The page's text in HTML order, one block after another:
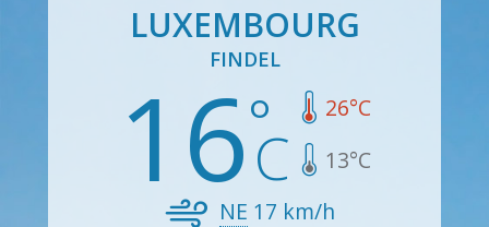
LUXEMBOURG
FINDEL
16 26°C
13°C
NE 17 km/h